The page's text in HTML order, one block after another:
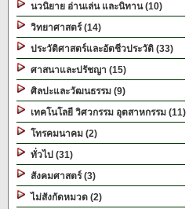
นวนิยาย อ่านเล่น และนิทาน (10)
วิทยาศาสตร์ (14)
ประวัติศาสตร์และอัตชีวประวัติ (33)
ศาสนาและปรัชญา (15)
ศิลปะและวัฒนธรรม (9)
เทคโนโลยี วิศวกรรม อุตสาหกรรม (11)
โทรคมนาคม (2)
ทั่วไป (31)
สังคมศาสตร์ (3)
ไม่สังกัดหมวด (2)